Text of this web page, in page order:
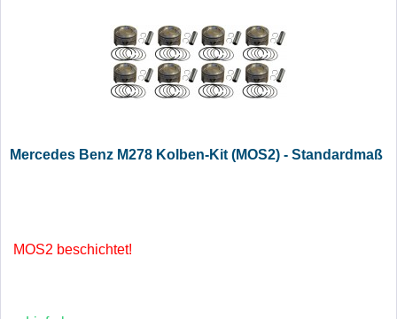
Mercedes Benz M278 Kolben-Kit (MOS2) - Standardmaß
MOS2 beschichtet!